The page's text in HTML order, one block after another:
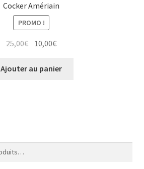
Cocker Amériain
PROMO !
25,00€ Le
initial
10,00€Le
actuel
Ajouter au panier